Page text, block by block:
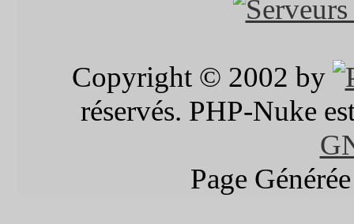
Copyright © 2002 by
réservés. PHP-Nuke
Page